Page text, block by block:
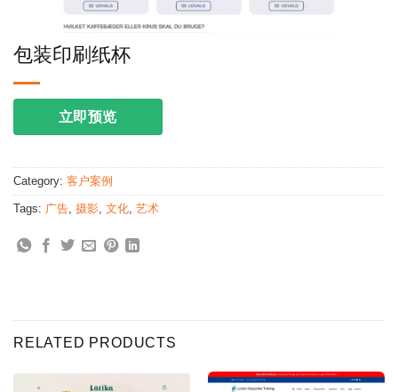
包装印刷纸杯
立即预览
Category: 客户案例
Tags: 广告, 摄影, 文化, 艺术
RELATED PRODUCTS